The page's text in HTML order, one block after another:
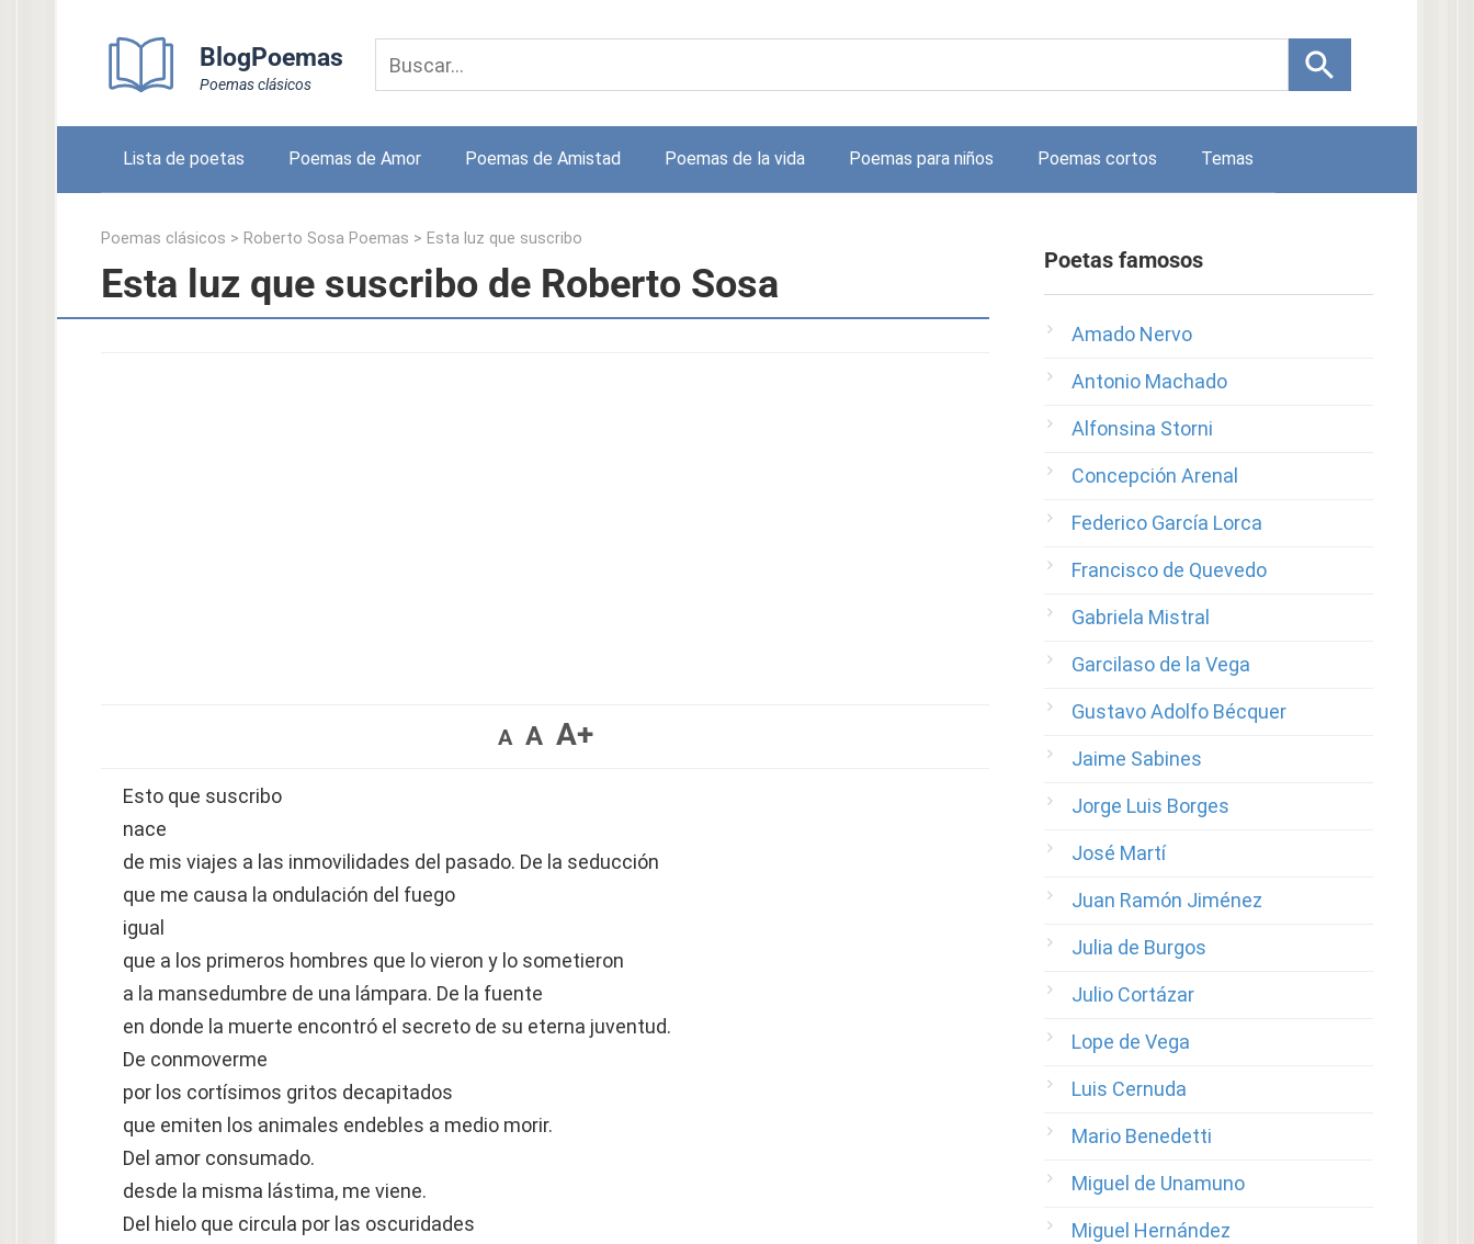
BlogPoemas
Poemas clásicos
Lista de poetas Poemas de Amor Poemas de Amistad Poemas de la vida Poemas para niños Poemas cortos Temas
Poemas clásicos > Roberto Sosa Poemas > Esta luz que suscribo
Esta luz que suscribo de Roberto Sosa
A A A+
Esto que suscribo
nace
de mis viajes a las inmovilidades del pasado. De la seducción
que me causa la ondulación del fuego
igual
que a los primeros hombres que lo vieron y lo sometieron
a la mansedumbre de una lámpara. De la fuente
en donde la muerte encontró el secreto de su eterna juventud.
De conmoverme
por los cortísimos gritos decapitados
que emiten los animales endebles a medio morir.
Del amor consumado.
desde la misma lástima, me viene.
Del hielo que circula por las oscuridades
Poetas famosos
Amado Nervo
Antonio Machado
Alfonsina Storni
Concepción Arenal
Federico García Lorca
Francisco de Quevedo
Gabriela Mistral
Garcilaso de la Vega
Gustavo Adolfo Bécquer
Jaime Sabines
Jorge Luis Borges
José Martí
Juan Ramón Jiménez
Julia de Burgos
Julio Cortázar
Lope de Vega
Luis Cernuda
Mario Benedetti
Miguel de Unamuno
Miguel Hernández